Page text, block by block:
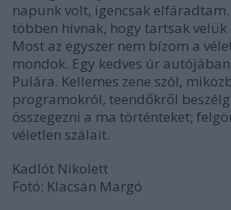
napunk volt, igencsak
többen hívnak, hogy tartsak velük
Most az egyszer nem bízom a
mondok. Egy kedves úr
Pulára. Kellemes zene szól,
programokról, teendőkről
összegezni a ma történteket;
véletlen szálait.
Kadlót Nikolett
Fotó: Klacsán Margó